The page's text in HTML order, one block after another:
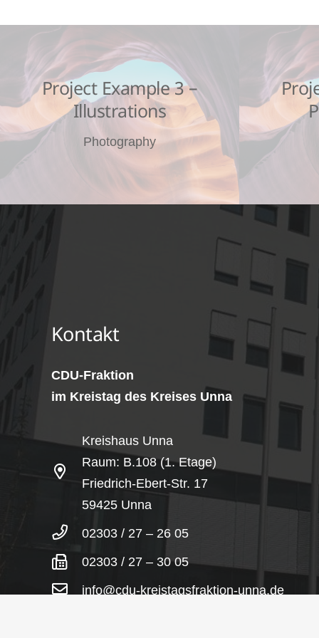
Project Example 3 –
Illustrations
Photography
Kontakt
CDU-Fraktion
im Kreistag des Kreises Unna
Kreishaus Unna
Raum: B.108 (1. Etage)
Friedrich-Ebert-Str. 17
59425 Unna
02303 / 27 – 26 05
02303 / 27 – 30 05
info@cdu-kreistagsfraktion-unna.de